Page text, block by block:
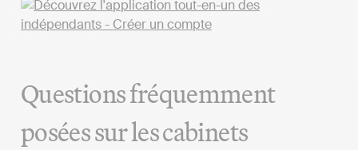
Questions fréquemment
posées sur les cabinets